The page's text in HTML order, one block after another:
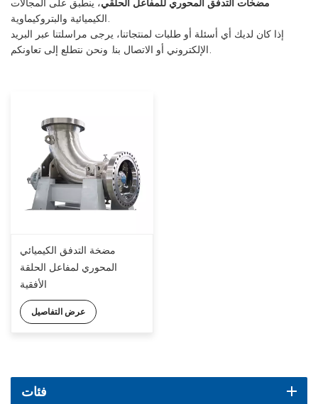
، ينطبق على المجالات
الكيميائية والبتروكيماوية.
إذا كان لديك أي أسئلة أو طلبات لمنتجاتنا، يرجى مراسلتنا عبر البريد
الإلكتروني أو الاتصال بنا. ونحن نتطلع إلى تعاونكم.
مضخة التدفق الكيميائي
المحوري لمفاعل الحلقة
الأفقية
عرض التفاصيل
فئات